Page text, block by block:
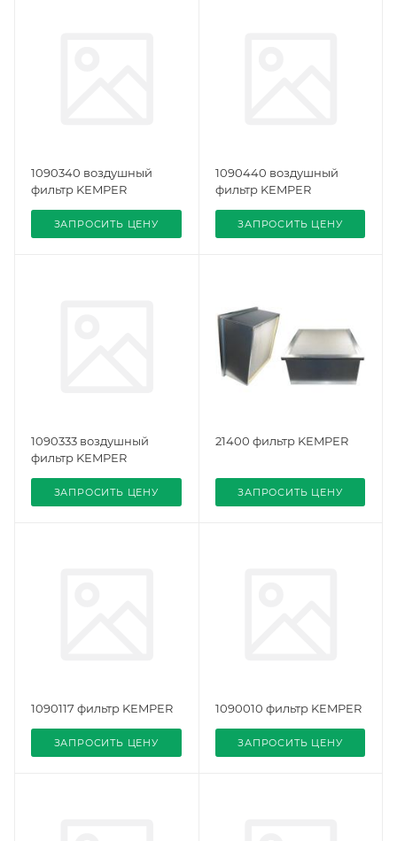
1090340 воздушный
фильтр KEMPER
ЗАПРОСИТЬ ЦЕНУ
1090440 воздушный
фильтр KEMPER
ЗАПРОСИТЬ ЦЕНУ
1090333 воздушный
фильтр KEMPER
ЗАПРОСИТЬ ЦЕНУ
21400 фильтр KEMPER
ЗАПРОСИТЬ ЦЕНУ
1090117 фильтр KEMPER
ЗАПРОСИТЬ ЦЕНУ
1090010 фильтр KEMPER
ЗАПРОСИТЬ ЦЕНУ